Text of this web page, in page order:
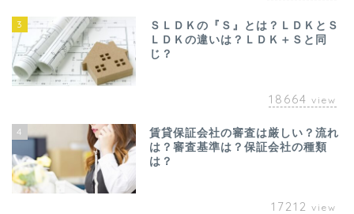
3
ＳＬＤＫの『Ｓ』とは？ＬＤＫとＳ
ＬＤＫの違いは？ＬＤＫ＋Ｓと同
じ？
18664 view
4
賃貸保証会社の審査は厳しい？流れ
は？審査基準は？保証会社の種類
は？
17212 view